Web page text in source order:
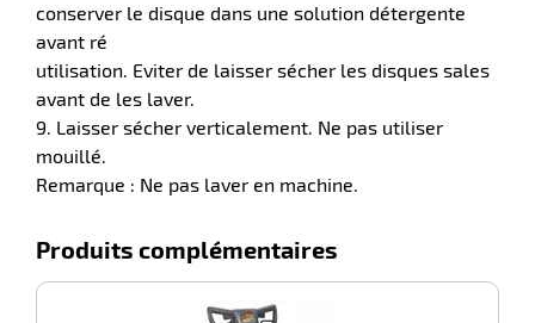
conserver le disque dans une solution détergente
avant ré
utilisation. Eviter de laisser sécher les disques sales
avant de les laver.
9. Laisser sécher verticalement. Ne pas utiliser
mouillé.
Remarque : Ne pas laver en machine.
Produits complémentaires